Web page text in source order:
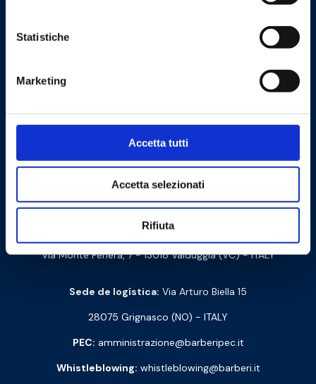
Statistiche
Marketing
Accetta tutti
Accetta selezionati
Rifiuta
Cookie Policy Privacy Policy
Barberi Rubinetterie Industriali S.r.l. a socio unico
Cod. NIPC: 00252070024
Via Monte Fenera, 7 - 13018 Valduggia (VC) - ITALY
Sede de logística: Via Arturo Biella 15
28075 Grignasco (NO) - ITALY
PEC: amministrazione@barberipec.it
Whistleblowing: whistleblowing@barberi.it